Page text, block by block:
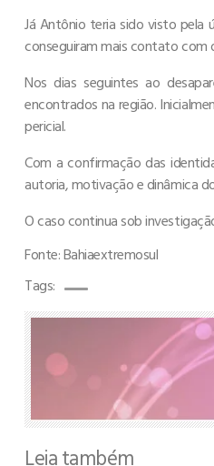
Já Antônio teria sido visto pela
conseguiram mais contato com
Nos dias seguintes ao
encontrados na região.
pericial.
Com a confirmação das
autoria, motivação e dinâmica
O caso continua sob
Fonte: Bahiaextremosul
Tags:
Leia também